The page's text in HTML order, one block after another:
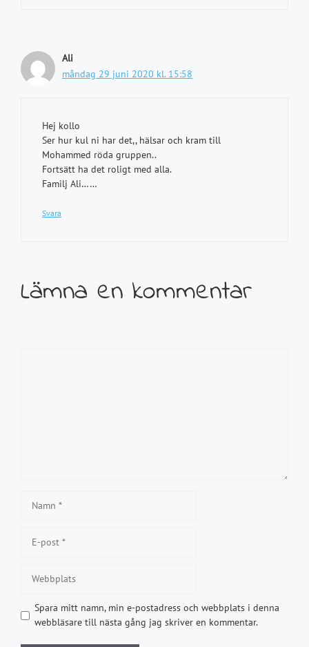
Ali
måndag 29 juni 2020 kl. 15:58
Hej kollo
Ser hur kul ni har det,, hälsar och kram till
Mohammed röda gruppen..
Fortsätt ha det roligt med alla.
Familj Ali……
Svara
Lämna en kommentar
post
Spara mitt namn, min e-postadress och webbplats i denna
webbläsare till nästa gång jag skriver en kommentar.